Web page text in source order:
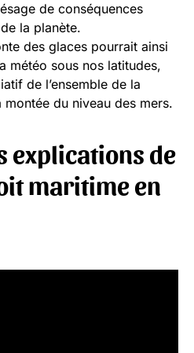
de conséquences
la planète.
des glaces pourrait ainsi
météo sous nos latitudes,
de l’ensemble de la
du niveau des mers.
explications de
maritime en